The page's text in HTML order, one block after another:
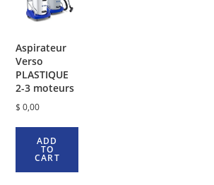
Aspirateur
Verso
PLASTIQUE
2-3 moteurs
$ 0,00
ADD
TO
CART